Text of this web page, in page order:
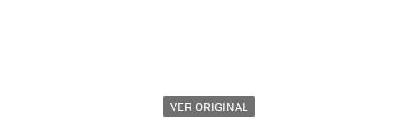
VER ORIGINAL